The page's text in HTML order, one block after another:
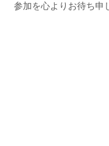
参加を心よりお待ち申